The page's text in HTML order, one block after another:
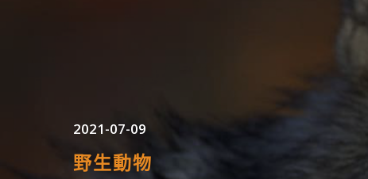
2021-07-09
野生動物